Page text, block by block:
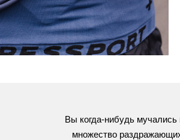
Вы когда-нибудь
множество